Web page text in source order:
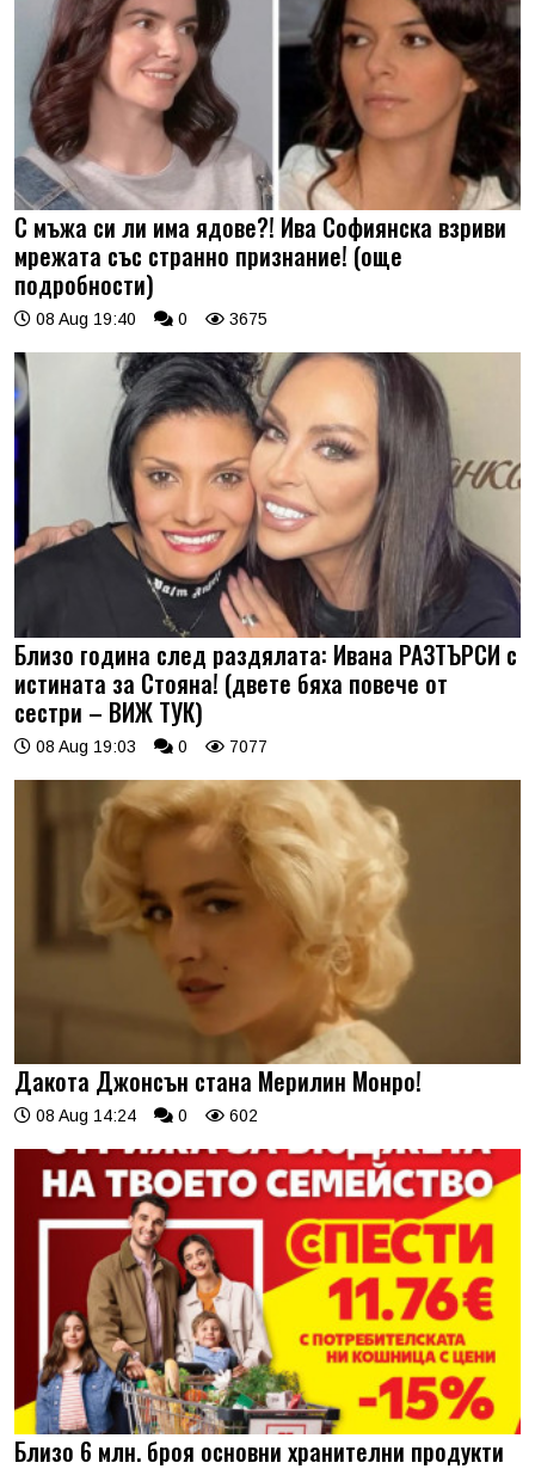
С мъжа си ли има ядове?! Ива Софиянска взриви
мрежата със странно признание! (още
подробности)
08 Aug 19:40 0 3675
Близо година след раздялата: Ивана РАЗТЪРСИ с
истината за Стояна! (двете бяха повече от
сестри – ВИЖ ТУК)
08 Aug 19:03 0 7077
Дакота Джонсън стана Мерилин Монро!
08 Aug 14:24 0 602
Близо 6 млн. броя основни хранителни продукти